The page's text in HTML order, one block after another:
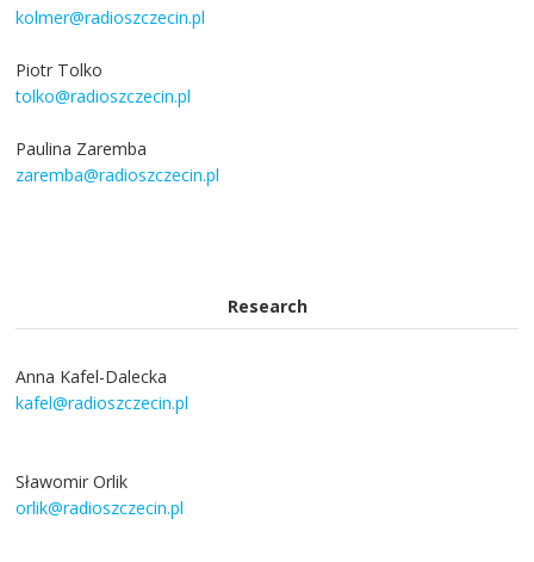
kolmer@radioszczecin.pl
Piotr Tolko
tolko@radioszczecin.pl
Paulina Zaremba
zaremba@radioszczecin.pl
Research
Anna Kafel-Dalecka
kafel@radioszczecin.pl
Sławomir Orlik
orlik@radioszczecin.pl